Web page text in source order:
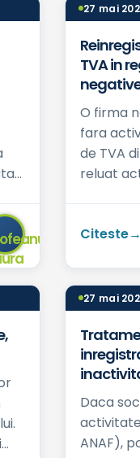
27 mai
TVA in
O firma
fara
de TVA
reluat
Citeste
27 mai
Daca
ANAF),